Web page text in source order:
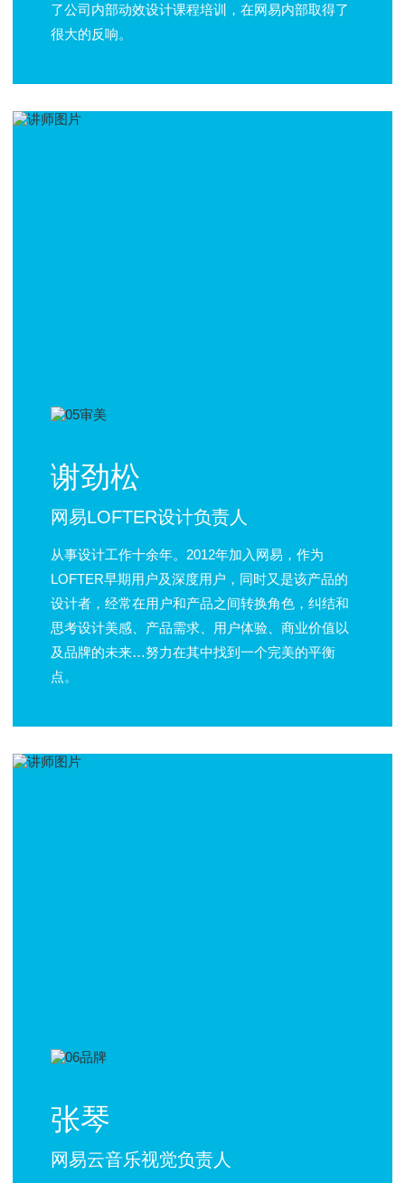
了公司内部动效设计课程培训，在网易内部取得了
很大的反响。
谢劲松
网易LOFTER设计负责人
从事设计工作十余年。2012年加入网易，作为
LOFTER早期用户及深度用户，同时又是该产品的
设计者，经常在用户和产品之间转换角色，纠结和
思考设计美感、产品需求、用户体验、商业价值以
及品牌的未来…努力在其中找到一个完美的平衡
点。
张琴
网易云音乐视觉负责人